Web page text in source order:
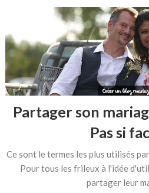
Partager son
Pas si
Ce sont le termes les plus utilisés
Pour tous les frileux à l'idée
partager leur